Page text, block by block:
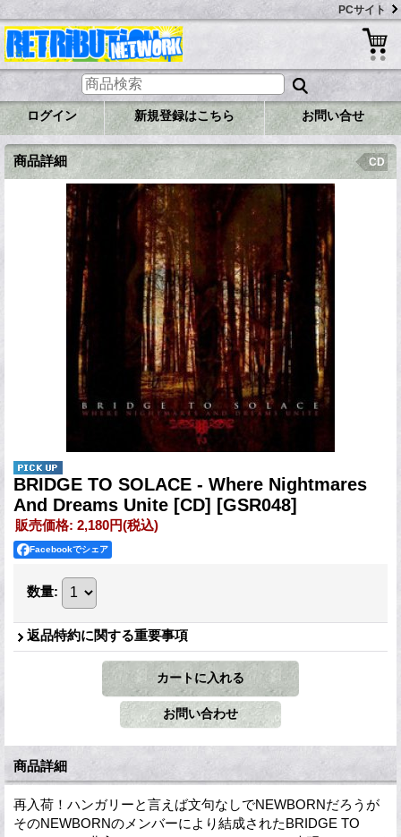
PCサイト
ログイン 新規登録はこちら お問い合せ
商品詳細 CD
BRIDGE TO SOLACE - Where Nightmares
And Dreams Unite [CD] [GSR048]
販売価格: 2,180円(税込)
Facebookでシェア
数量:
返品特約に関する重要事項
商品詳細
再入荷！ハンガリーと言えば文句なしでNEWBORNだろうが
そのNEWBORNのメンバーにより結成されたBRIDGE TO